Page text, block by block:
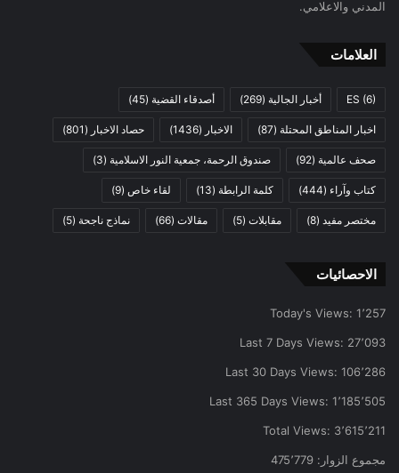
المدني والاعلامي.
العلامات
ES (6) أخبار الجالية (269) أصدقاء القضية (45)
اخبار المناطق المحتلة (87) الاخبار (1436) حصاد الاخبار (801)
صحف عالمية (92) صندوق الرحمة، جمعية النور الاسلامية (3)
كتاب وآراء (444) كلمة الرابطة (13) لقاء خاص (9)
مختصر مفيد (8) مقابلات (5) مقالات (66) نماذج ناجحة (5)
الاحصائيات
Today's Views: 1٬257
Last 7 Days Views: 27٬093
Last 30 Days Views: 106٬286
Last 365 Days Views: 1٬185٬505
Total Views: 3٬615٬211
مجموع الزوار: 475٬779